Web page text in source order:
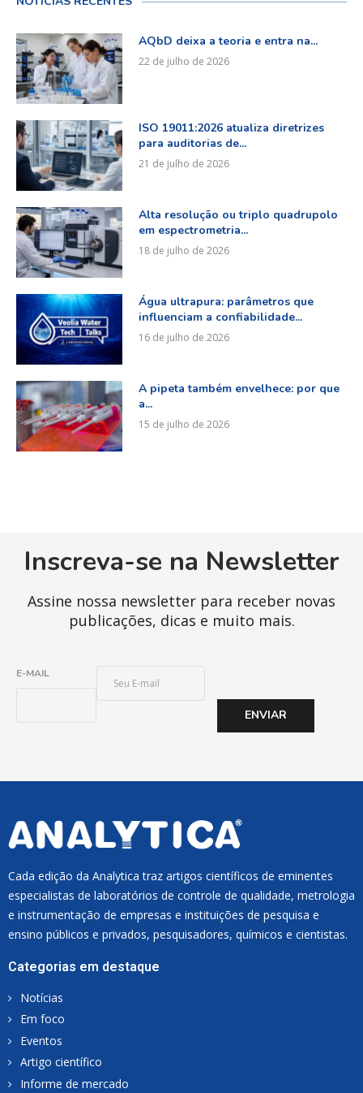
AQbD deixa a teoria e entra na...
22 de julho de 2026
ISO 19011:2026 atualiza diretrizes
para auditorias de...
21 de julho de 2026
Alta resolução ou triplo quadrupolo
em espectrometria...
18 de julho de 2026
Água ultrapura: parâmetros que
influenciam a confiabilidade...
16 de julho de 2026
A pipeta também envelhece: por que
a...
15 de julho de 2026
Inscreva-se na Newsletter
Assine nossa newsletter para receber novas
publicações, dicas e muito mais.
E-MAIL
ENVIAR
Cada edição da Analytica traz artigos científicos de eminentes
especialistas de laboratórios de controle de qualidade, metrologia
e instrumentação de empresas e instituições de pesquisa e
ensino públicos e privados, pesquisadores, químicos e cientistas.
Categorias em destaque
Notícias
Em foco
Eventos
Artigo científico
Informe de mercado